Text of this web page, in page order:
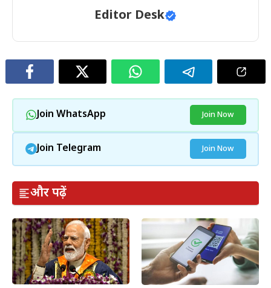
Editor Desk
Join WhatsApp Join Now
Join Telegram Join Now
और पढ़ें